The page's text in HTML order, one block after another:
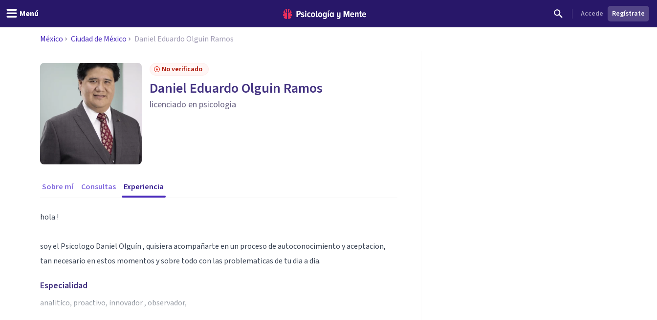
Menú Accede Regístrate
México Ciudad de México Daniel Eduardo Olguin Ramos
No verificado
Daniel Eduardo Olguin Ramos
licenciado en psicologia
Sobre mí Consultas Experiencia
hola !
soy el Psicologo Daniel Olguín , quisiera acompañarte en un proceso de autoconocimiento y aceptacion,
tan necesario en estos momentos y sobre todo con las problematicas de tu dia a dia.
Especialidad
analitico, proactivo, innovador , observador,